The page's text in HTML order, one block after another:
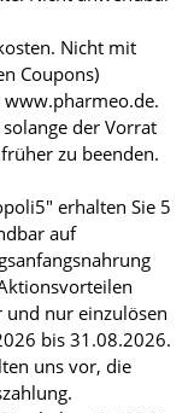
Nicht mit
Coupons)
der Vorrat
zu beenden.
erhalten Sie 5
auf
und nur einzulösen
bis 31.08.2026.
uns vor, die